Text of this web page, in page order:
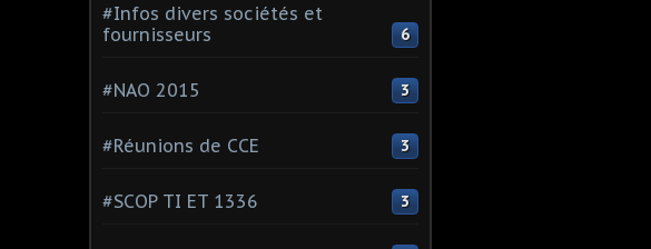
#Infos divers sociétés et
fournisseurs
6
#NAO 2015 3
#Réunions de CCE 3
#SCOP TI ET 1336 3